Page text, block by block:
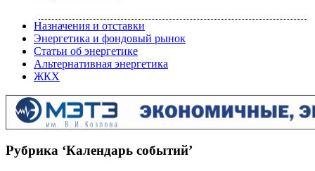
Назначения и отставки
Энергетика и фондовый рынок
Статьи об энергетике
Альтернативная энергетика
ЖКХ
Рубрика ‘Календарь событий’